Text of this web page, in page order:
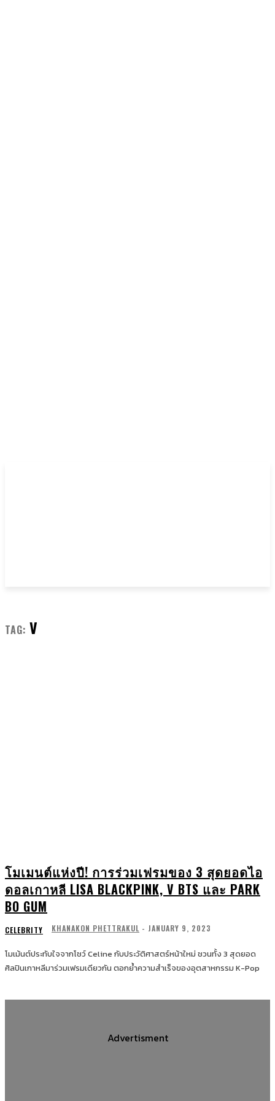
TAG: V
โมเมนต์แห่งปี! การร่วมเฟรมของ 3 สุดยอดไอ
ดอลเกาหลี LISA BLACKPINK, V BTS และ PARK
BO GUM
CELEBRITY KHANAKON PHETTRAKUL - JANUARY 9, 2023
โมเม้นต์ประทับใจจากโชว์ Celine กับประวัติศาสตร์หน้าใหม่ ชวนทั้ง 3 สุดยอด
ศิลปินเกาหลีมาร่วมเฟรมเดียวกัน ตอกย้ำความสำเร็จของอุตสาหกรรม K-Pop
Advertisment